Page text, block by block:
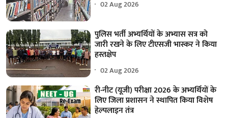
02 Aug 2026
पुलिस भर्ती अभ्यर्थियों के अभ्यास सत्र को
जारी रखने के लिए टीएसजी भास्कर ने किया
हस्तक्षेप
02 Aug 2026
री-नीट (यूजी) परीक्षा 2026 के अभ्यर्थियों के
लिए जिला प्रशासन ने स्थापित किया विशेष
हेल्पलाइन तंत्र